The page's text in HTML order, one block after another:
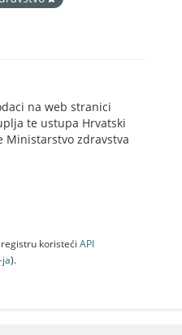
na web stranici
te ustupa Hrvatski
Ministarstvo zdravstva
koristeći API
jа).